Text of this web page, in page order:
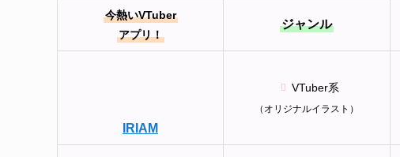
今熱いVTuber
アプリ！
ジャンル
IRIAM
VTuber系
（オリジナルイラスト）